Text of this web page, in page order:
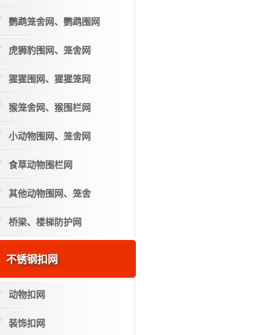
鹦鹉笼舍网、鹦鹉围网
虎狮豹围网、笼舍网
猩猩围网、猩猩笼网
猴笼舍网、猴围栏网
小动物围网、笼舍网
食草动物围栏网
其他动物围网、笼舍
桥梁、楼梯防护网
不锈钢扣网
动物扣网
装饰扣网